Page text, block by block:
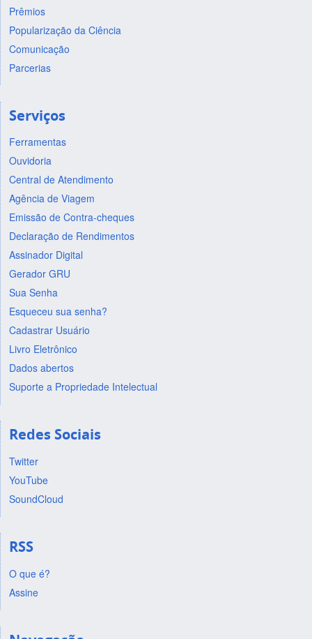
Prêmios
Popularização da Ciência
Comunicação
Parcerias
Serviços
Ferramentas
Ouvidoria
Central de Atendimento
Agência de Viagem
Emissão de Contra-cheques
Declaração de Rendimentos
Assinador Digital
Gerador GRU
Sua Senha
Esqueceu sua senha?
Cadastrar Usuário
Livro Eletrônico
Dados abertos
Suporte a Propriedade Intelectual
Redes Sociais
Twitter
YouTube
SoundCloud
RSS
O que é?
Assine